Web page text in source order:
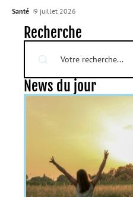
Santé 9 juillet 2026
Recherche
News du jour